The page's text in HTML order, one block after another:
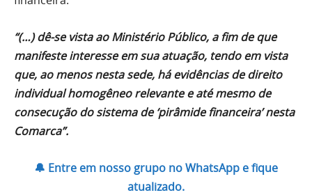
“(…) dê-se vista ao Ministério Público, a fim de que
manifeste interesse em sua atuação, tendo em vista
que, ao menos nesta sede, há evidências de direito
individual homogêneo relevante e até mesmo de
consecução do sistema de ‘pirâmide financeira’ nesta
Comarca”.
🔔 Entre em nosso grupo no WhatsApp e fique
atualizado.